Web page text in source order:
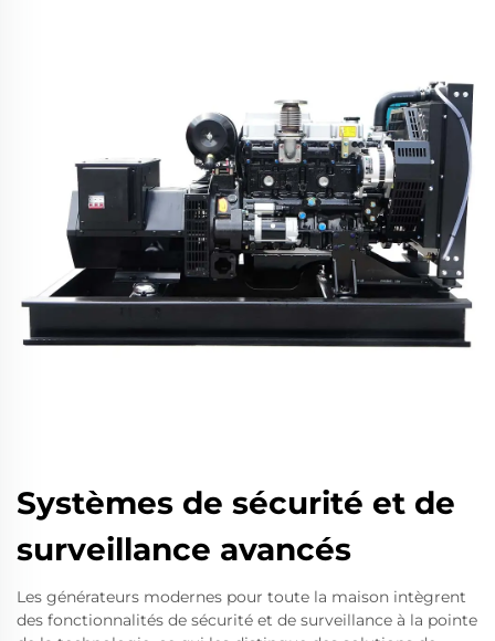
Systèmes de sécurité et de
surveillance avancés
Les générateurs modernes pour toute la maison intègrent
des fonctionnalités de sécurité et de surveillance à la pointe